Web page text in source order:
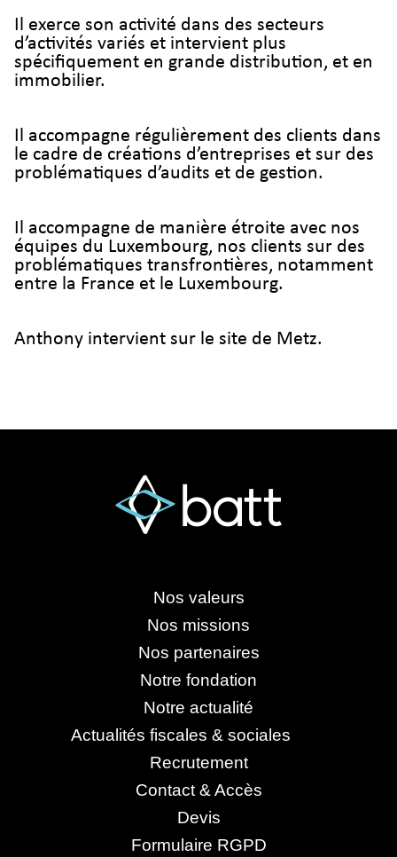
Il exerce son activité dans des secteurs
d’activités variés et intervient plus
spécifiquement en grande distribution, et en
immobilier.
Il accompagne régulièrement des clients dans
le cadre de créations d’entreprises et sur des
problématiques d’audits et de gestion.
Il accompagne de manière étroite avec nos
équipes du Luxembourg, nos clients sur des
problématiques transfrontières, notamment
entre la France et le Luxembourg.
Anthony intervient sur le site de Metz.
Nos valeurs
Nos missions
Nos partenaires
Notre fondation
Notre actualité
Actualités fiscales & sociales
Recrutement
Contact & Accès
Devis
Formulaire RGPD